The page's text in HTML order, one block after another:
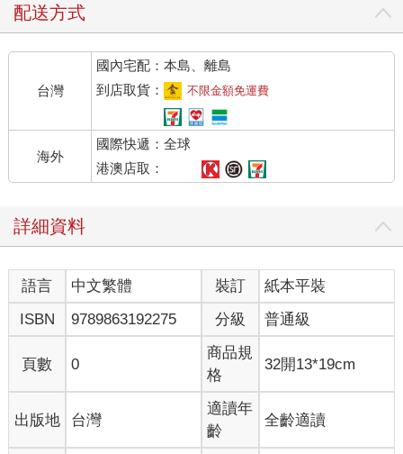
來大屠殺，等到我回學院，肯定已經不是被燒魔女可以解決！
們不抵抗，我們打到一半就會發現不對而停手，這樣就不會造成
我靠！還要給你們打一半才不會有誤會嗎！摔倒王子你們種族是
怎麼回事，和燄之谷有血緣關係是吧！
「漾～別跟他浪費口水，大爺——」
「我們確實是商隊，因為兩方都有誤會在先，所以我們也不追究
我們這邊的人被射傷。」我直截了當地打斷五色雞頭的話，瞥見
哈維恩手還按著武器，大有馬上衝出去把敵人都宰光的氣勢。
但我現在想要快點離開這個地方，盡快檢查好補學弟的狀況，還
有擺脫這些衛兵，以免他們引來公會的人。
衛兵瞇起眼睛，然後抬起手，讓包圍的衛兵隊伍放下武器，他用
一種怪怪的表情看我，「你也真有膽量，看看你身邊的同伴都已
經發現不對勁了。」
我轉頭看向哈維恩，求解。
「他正在對我們放奇歐妖精特有的威脅。」哈維恩如是說，順便
解釋他和五色雞頭剛才還在戒備的原因。
……等等，沒有感覺到是我的問題還是他的問題？
還是長久浸泡在摔倒王子日夜想砍掉我的環境中，讓我已經升級
到對普通的奇歐妖精挑釁沒感覺了呢！
好，等之後遇到摔倒王子再問他。
配送方式
台灣
國內宅配：本島、離島
到店取貨：
不限金額免運費
海外
國際快遞：全球
港澳店取：
詳細資料
語言 中文繁體 裝訂
紙本平裝
ISBN
9789863192275 分級 普通級
頁數 0
商品規
格
32開13*19cm
出版地 台灣
適讀年
齡
全齡適讀